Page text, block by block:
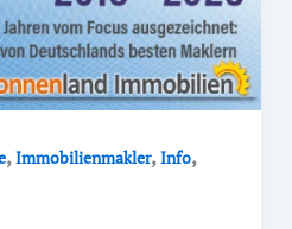
,Immobilienmakler,Info,